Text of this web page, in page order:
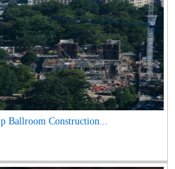
Ballroom Construction...